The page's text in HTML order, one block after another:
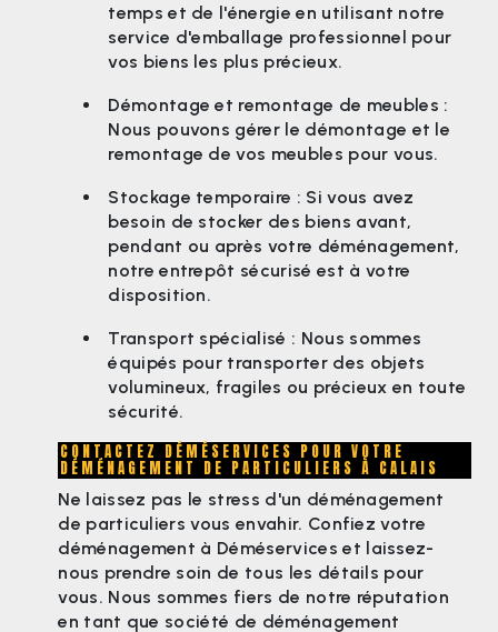
temps et de l'énergie en utilisant notre
service d'emballage professionnel pour
vos biens les plus précieux.
Démontage et remontage de meubles :
Nous pouvons gérer le démontage et le
remontage de vos meubles pour vous.
Stockage temporaire : Si vous avez
besoin de stocker des biens avant,
pendant ou après votre déménagement,
notre entrepôt sécurisé est à votre
disposition.
Transport spécialisé : Nous sommes
équipés pour transporter des objets
volumineux, fragiles ou précieux en toute
sécurité.
CONTACTEZ DÉMÉSERVICES POUR VOTRE
DÉMÉNAGEMENT DE PARTICULIERS À CALAIS
Ne laissez pas le stress d'un déménagement
de particuliers vous envahir. Confiez votre
déménagement à Déméservices et laissez-
nous prendre soin de tous les détails pour
vous. Nous sommes fiers de notre réputation
en tant que société de déménagement